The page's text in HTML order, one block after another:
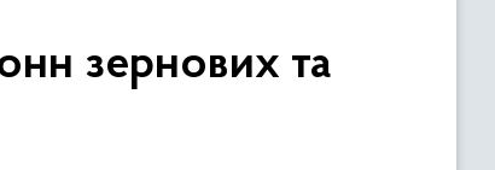
зернових та